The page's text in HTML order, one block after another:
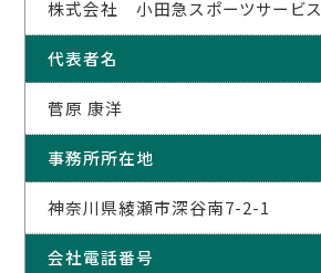
株式会社 小田急スポーツサービス
代表者名
菅原 康洋
事務所所在地
神奈川県綾瀬市深谷南7-2-1
会社電話番号